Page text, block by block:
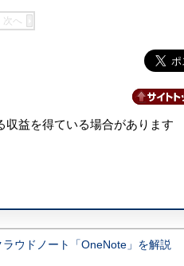
次へ
益を得ている場合があります
ウドノート「OneNote」を解説